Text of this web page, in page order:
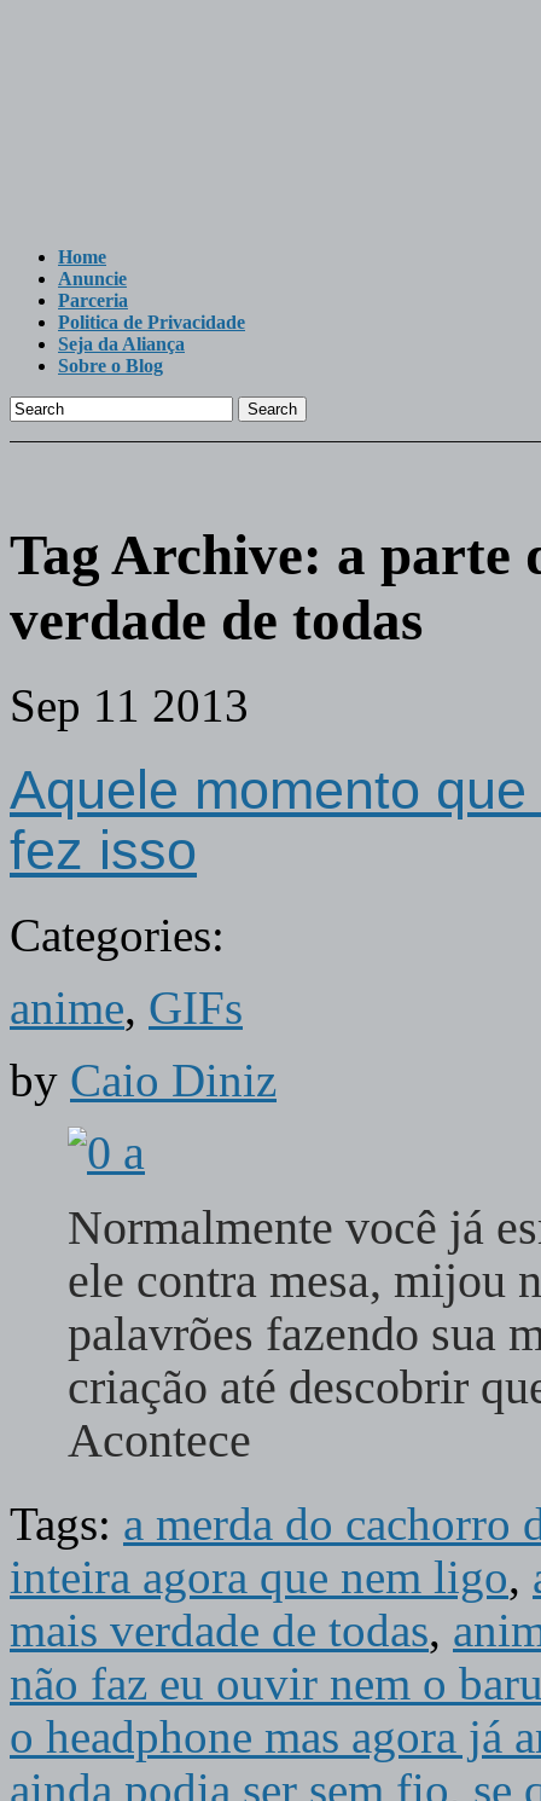
Home
Anuncie
Parceria
Politica de Privacidade
Seja da Aliança
Sobre o Blog
Search
Tag Archive: a parte
verdade de todas
Sep 11 2013
Aquele momento
fez isso
Categories:
anime, GIFs
by Caio Diniz
Normalmente você já
ele contra mesa, mijou
palavrões fazendo sua
criação até descobrir
Acontece
Tags: a merda do cachorro
inteira agora que nem ligo,
mais verdade de todas,
não faz eu ouvir nem o
o headphone mas agora já
ainda podia ser sem fio, se